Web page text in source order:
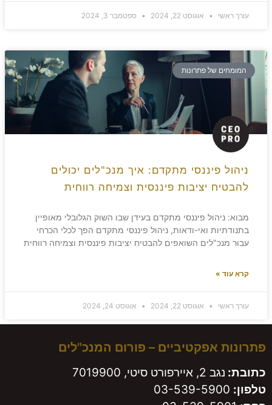
עורך ראשי אוגוסט 22, 2024 ספטמבר 3, 2024
המומחים של פתרונות
ניהול פיננסי מתקדם: איך מנכ"לים יכולים
להבטיח יציבות פיננסית וצמיחה רווחית
מבוא: ניהול פיננסי מתקדם בעידן שבו השוק הגלובלי מאופיין
בתנודתיות ואי-ודאות, ניהול פיננסי מתקדם הפך לכלי הכרחי
עבור מנכ"לים השואפים להבטיח יציבות פיננסית וצמיחה רווחית
קרא עוד »
עורך ראשי אוגוסט 22, 2024 אוגוסט 24, 2024
פתרונות אפקטיביים – פורום המנכ"לים
כתובת: נגב 2, איירפורט סיטי, 7019900
טלפון: 03-539-5900